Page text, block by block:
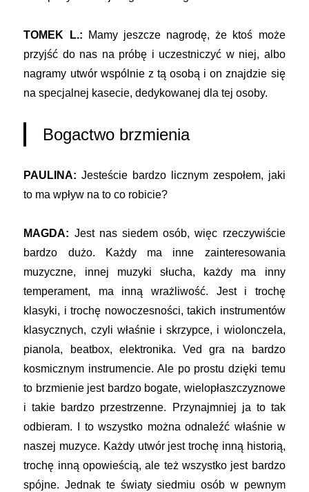
TOMEK L.: Mamy jeszcze nagrodę, że ktoś może
przyjść do nas na próbę i uczestniczyć w niej, albo
nagramy utwór wspólnie z tą osobą i on znajdzie się
na specjalnej kasecie, dedykowanej dla tej osoby.
Bogactwo brzmienia
PAULINA: Jesteście bardzo licznym zespołem, jaki
to ma wpływ na to co robicie?
MAGDA: Jest nas siedem osób, więc rzeczywiście
bardzo dużo. Każdy ma inne zainteresowania
muzyczne, innej muzyki słucha, każdy ma inny
temperament, ma inną wrażliwość. Jest i trochę
klasyki, i trochę nowoczesności, takich instrumentów
klasycznych, czyli właśnie i skrzypce, i wiolonczela,
pianola, beatbox, elektronika. Ved gra na bardzo
kosmicznym instrumencie. Ale po prostu dzięki temu
to brzmienie jest bardzo bogate, wielopłaszczyznowe
i takie bardzo przestrzenne. Przynajmniej ja to tak
odbieram. I to wszystko można odnaleźć właśnie w
naszej muzyce. Każdy utwór jest trochę inną historią,
trochę inną opowieścią, ale też wszystko jest bardzo
spójne. Jednak te światy siedmiu osób w pewnym